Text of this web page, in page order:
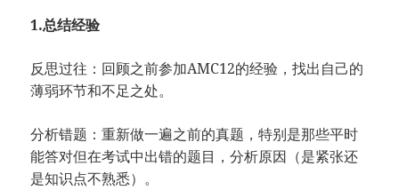
1.总结经验
反思过往：回顾之前参加AMC12的经验，找出自己的
薄弱环节和不足之处。
分析错题：重新做一遍之前的真题，特别是那些平时
能答对但在考试中出错的题目，分析原因（是紧张还
是知识点不熟悉）。